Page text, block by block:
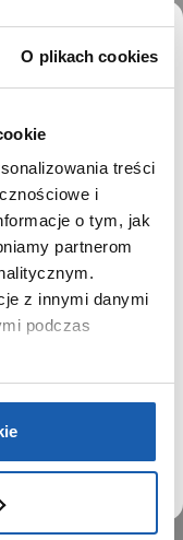
O plikach cookies
treści
i
o tym, jak
partnerom
z innymi danymi
podczas
analitycznych,
aby analizować
działanie oraz